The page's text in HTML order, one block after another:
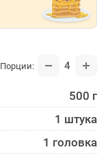
Порции: 4
500 г
1 штука
1 головка